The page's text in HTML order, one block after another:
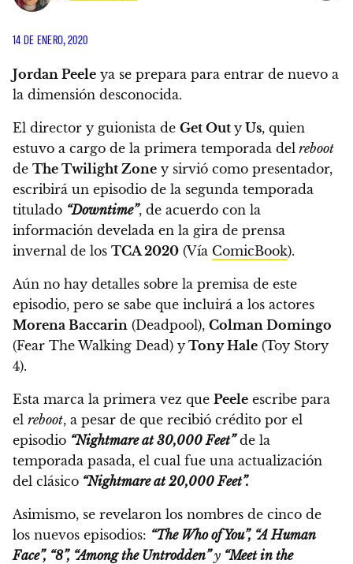
14 DE ENERO, 2020
Jordan Peele ya se prepara para entrar de nuevo a
la dimensión desconocida.
El director y guionista de Get Out y Us, quien
estuvo a cargo de la primera temporada del reboot
de The Twilight Zone y sirvió como presentador,
escribirá un episodio de la segunda temporada
titulado “Downtime”, de acuerdo con la
información develada en la gira de prensa
invernal de los TCA 2020 (Vía ComicBook).
Aún no hay detalles sobre la premisa de este
episodio, pero se sabe que incluirá a los actores
Morena Baccarin (Deadpool), Colman Domingo
(Fear The Walking Dead) y Tony Hale (Toy Story
4).
Esta marca la primera vez que Peele escribe para
el reboot, a pesar de que recibió crédito por el
episodio “Nightmare at 30,000 Feet”de la
temporada pasada, el cual fue una actualización
del clásico “Nightmare at 20,000 Feet”.
Asimismo, se revelaron los nombres de cinco de
los nuevos episodios: “The Who of You”, “A Human
Face”, “8”, “Among the Untrodden”y “Meet in the